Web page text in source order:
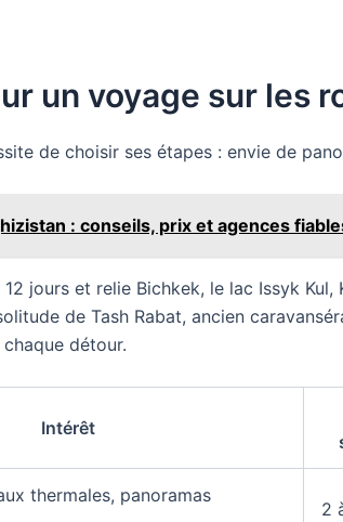
un voyage sur les
de choisir ses étapes : envie de
: conseils, prix et agences
12 jours et relie Bichkek, le lac Issyk
de Tash Rabat, ancien
détour.
Intérêt
thermales, panoramas
2